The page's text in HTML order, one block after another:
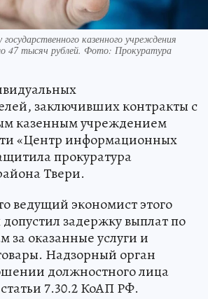
казенного учреждения
47 тысяч рублей. Фото: Прокуратура
заключивших контракты с
казенным учреждением
«Центр информационных
прокуратура
Твери.
ведущий экономист этого
задержку выплат по
за оказанные услуги и
Надзорный орган
должностного лица
7.30.2 КоАП РФ.